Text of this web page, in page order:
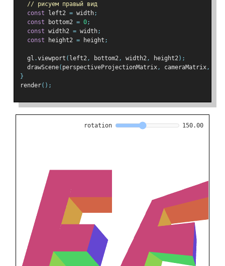
// рисуем правый вид
const left2 = width;
const bottom2 = 0;
const width2 = width;
const height2 = height ;
  gl
.viewport ( left2, bottom2, width2, height2);
  drawScene
( perspectiveProjectionMatrix, cameraMatrix,
}
render();